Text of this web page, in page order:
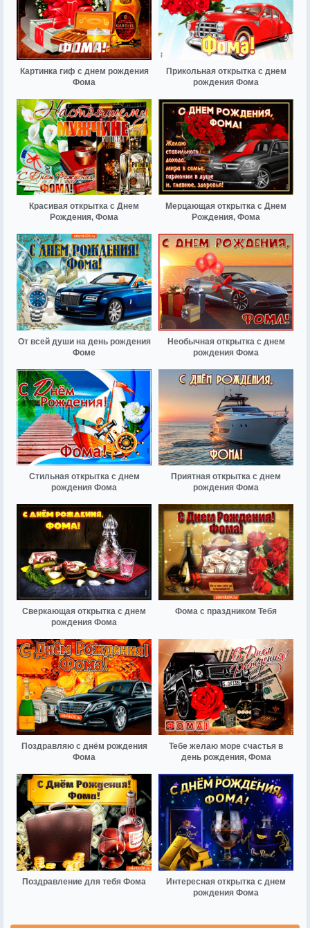
Картинка гиф с днем рождения
Фома
Прикольная открытка с днем
рождения Фома
Красивая открытка с Днем
Рождения, Фома
Мерцающая открытка с Днем
Рождения, Фома
От всей души на день рождения
Фоме
Необычная открытка с днем
рождения Фома
Стильная открытка с днем
рождения Фома
Приятная открытка с днем
рождения Фома
Сверкающая открытка с днем
рождения Фома
Фома с праздником Тебя
Поздравляю с днём рождения
Фома
Тебе желаю море счастья в
день рождения, Фома
Поздравление для тебя Фома
Интересная открытка с днем
рождения Фома